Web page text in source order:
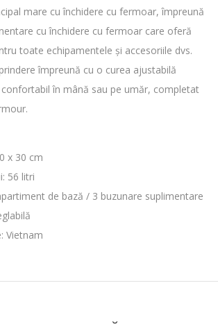
mare cu închidere cu fermoar, împreună
cu închidere cu fermoar care oferă
toate echipamentele și accesoriile dvs.
împreună cu o curea ajustabilă
în mână sau pe umăr, completat
x 30 cm
56 litri
de bază / 3 buzunare suplimentare
Vietnam